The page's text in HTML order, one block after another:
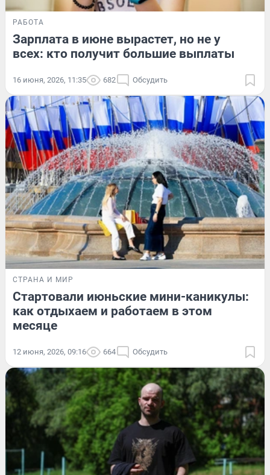
РАБОТА
Зарплата в июне вырастет, но не у
всех: кто получит большие выплаты
16 июня, 2026, 11:35 682 Обсудить
СТРАНА И МИР
Стартовали июньские мини-каникулы:
как отдыхаем и работаем в этом
месяце
12 июня, 2026, 09:16 664 Обсудить